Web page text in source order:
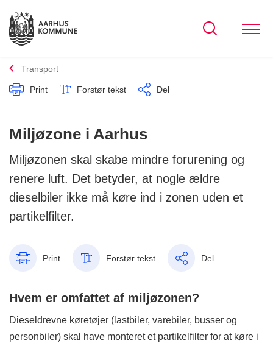
Transport
Print Forstør tekst Del
Miljøzone i Aarhus
Miljøzonen skal skabe mindre forurening og
renere luft. Det betyder, at nogle ældre
dieselbiler ikke må køre ind i zonen uden et
partikelfilter.
Print Forstør tekst Del
Hvem er omfattet af miljøzonen?
Dieseldrevne køretøjer (lastbiler, varebiler, busser og
personbiler) skal have monteret et partikelfilter for at køre i